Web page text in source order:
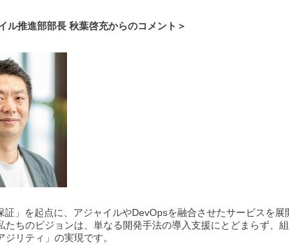
ル推進部部長 秋葉啓充からのコメント＞
証」を起点に、アジャイルやDevOpsを融合させたサービスを
たちのビジョンは、単なる開発手法の導入支援にとどまらず、
リティ」の実現です。